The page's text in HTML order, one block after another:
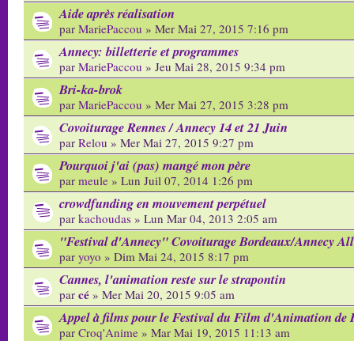
Aide après réalisation
par MariePaccou » Mer Mai 27, 2015 7:16 pm
Annecy: billetterie et programmes
par MariePaccou » Jeu Mai 28, 2015 9:34 pm
Bri-ka-brok
par MariePaccou » Mer Mai 27, 2015 3:28 pm
Covoiturage Rennes / Annecy 14 et 21 Juin
par Relou » Mer Mai 27, 2015 9:27 pm
Pourquoi j'ai (pas) mangé mon père
par meule » Lun Juil 07, 2014 1:26 pm
crowdfunding en mouvement perpétuel
par kachoudas » Lun Mar 04, 2013 2:05 am
"Festival d'Annecy" Covoiturage Bordeaux/Annecy
par yoyo » Dim Mai 24, 2015 8:17 pm
Cannes, l'animation reste sur le strapontin
par cé » Mer Mai 20, 2015 9:05 am
Appel à films pour le Festival du Film d'Animation de
par Croq'Anime » Mar Mai 19, 2015 11:13 am